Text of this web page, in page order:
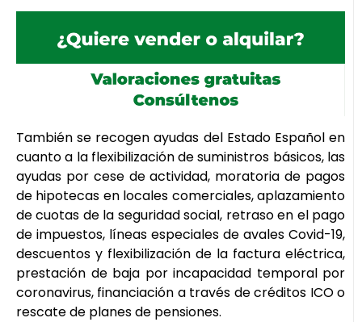
También se recogen ayudas del Estado Español en
cuanto a la flexibilización de suministros básicos, las
ayudas por cese de actividad, moratoria de pagos
de hipotecas en locales comerciales, aplazamiento
de cuotas de la seguridad social, retraso en el pago
de impuestos, líneas especiales de avales Covid-19,
descuentos y flexibilización de la factura eléctrica,
prestación de baja por incapacidad temporal por
coronavirus, financiación a través de créditos ICO o
rescate de planes de pensiones.